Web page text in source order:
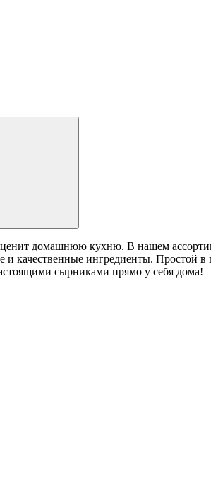
ценит домашнюю кухню. В нашем
ингредиенты. Простой в
сырниками прямо у себя дома!